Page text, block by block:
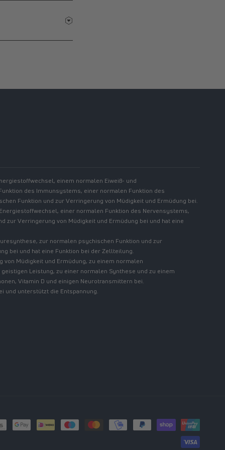
www.linkedin.com/showcase/spermidinelife
einem normalen Eiweiß- und
des Immunsystems, einer normalen Funktion des
Funktion und zur Verringerung von Müdigkeit und Ermüdung bei.
einer normalen Funktion des Nervensystems,
zur Verringerung von Müdigkeit und Ermüdung bei und hat eine
zur normalen psychischen Funktion und zur
bei und hat eine Funktion bei der Zellteilung.
von Müdigkeit und Ermüdung, zu einem normalen
Leistung, zu einer normalen Synthese und zu einem
Vitamin D und einigen Neurotransmittern bei.
und unterstützt die Entspannung.